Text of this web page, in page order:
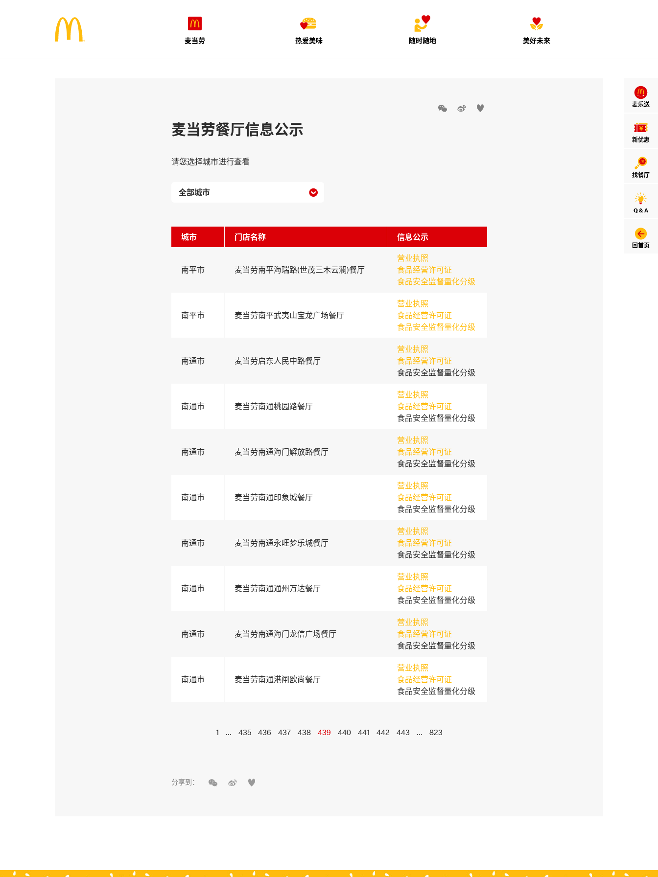
麦当劳 热爱美味 随时随地 美好未来
麦乐送
新优惠
找餐厅
Q & A
回首页
  
麦当劳餐厅信息公示
请您选择城市进行查看

城市 门店名称 信息公示
南平市 麦当劳南平海瑞路(世茂三木云澜)餐厅
营业执照
食品经营许可证
食品安全监督量化分级
南平市 麦当劳南平武夷山宝龙广场餐厅
营业执照
食品经营许可证
食品安全监督量化分级
南通市 麦当劳启东人民中路餐厅
营业执照
食品经营许可证
食品安全监督量化分级
南通市 麦当劳南通桃园路餐厅
营业执照
食品经营许可证
食品安全监督量化分级
南通市 麦当劳南通海门解放路餐厅
营业执照
食品经营许可证
食品安全监督量化分级
南通市 麦当劳南通印象城餐厅
营业执照
食品经营许可证
食品安全监督量化分级
南通市 麦当劳南通永旺梦乐城餐厅
营业执照
食品经营许可证
食品安全监督量化分级
南通市 麦当劳南通通州万达餐厅
营业执照
食品经营许可证
食品安全监督量化分级
南通市 麦当劳南通海门龙信广场餐厅
营业执照
食品经营许可证
食品安全监督量化分级
南通市 麦当劳南通港闸欧尚餐厅
营业执照
食品经营许可证
食品安全监督量化分级
1 ... 435 436 437 438 439 440 441 442 443 ... 823
分享到：   